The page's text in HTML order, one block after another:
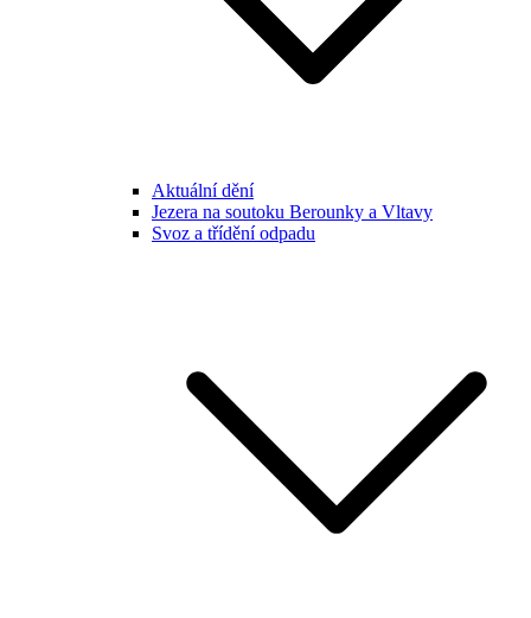
Aktuální dění
Jezera na soutoku Berounky a Vltavy
Svoz a třídění odpadu